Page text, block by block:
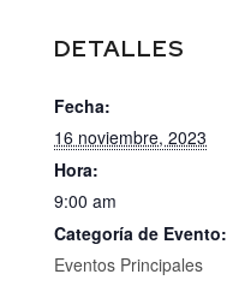
DETALLES
Fecha:
16 noviembre, 2023
Hora:
9:00 am
Categoría de Evento:
Eventos Principales